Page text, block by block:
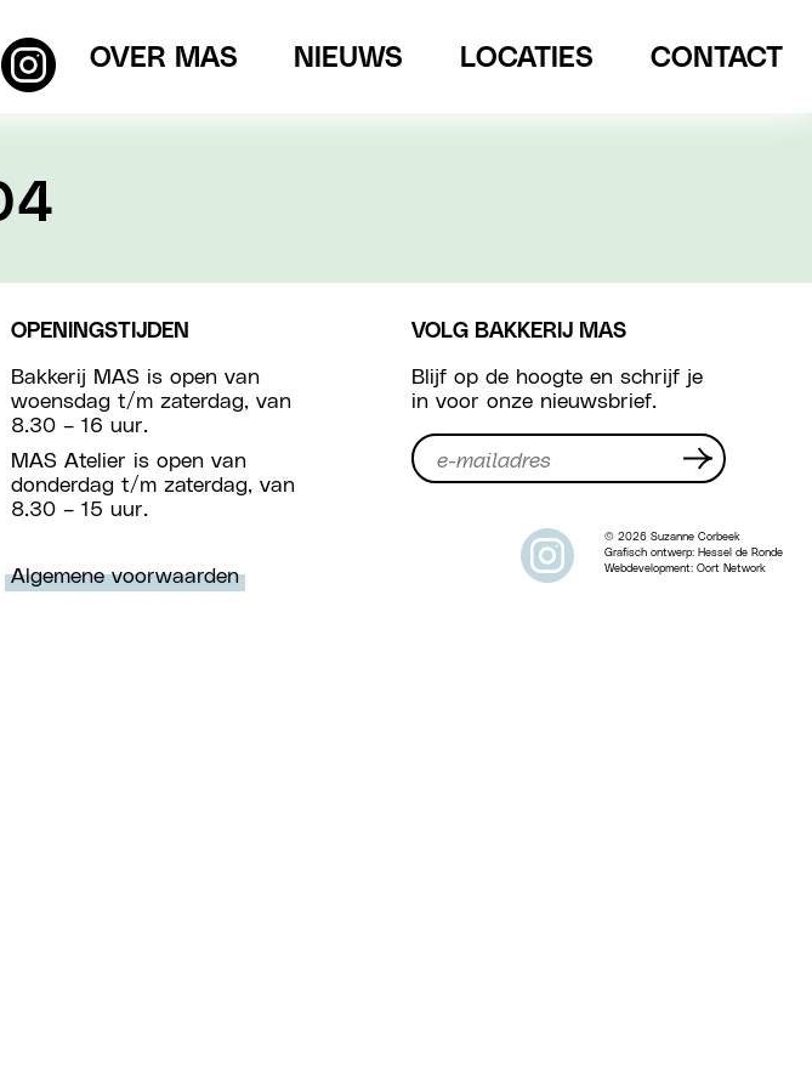
OVER MAS NIEUWS LOCATIES CONTACT
OPENINGSTIJDEN
Bakkerij MAS is open van
woensdag t/m zaterdag, van
8.30 – 16 uur.
MAS Atelier is open van
donderdag t/m zaterdag, van
8.30 – 15 uur.
Algemene voorwaarden
VOLG BAKKERIJ MAS
Blijf op de hoogte en schrijf je
in voor onze nieuwsbrief.
© 2026 Suzanne Corbeek
Grafisch ontwerp: Hessel de Ronde
Webdevelopment: Oort Network